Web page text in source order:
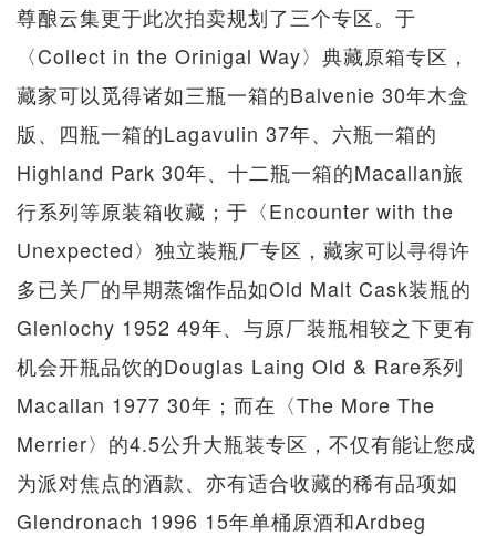
尊酿云集更于此次拍卖规划了三个专区。于
〈Collect in the Orinigal Way〉典藏原箱专区，
藏家可以觅得诸如三瓶一箱的Balvenie 30年木盒
版、四瓶一箱的Lagavulin 37年、六瓶一箱的
Highland Park 30年、十二瓶一箱的Macallan旅
行系列等原装箱收藏；于〈Encounter with the
Unexpected〉独立装瓶厂专区，藏家可以寻得许
多已关厂的早期蒸馏作品如Old Malt Cask装瓶的
Glenlochy 1952 49年、与原厂装瓶相较之下更有
机会开瓶品饮的Douglas Laing Old & Rare系列
Macallan 1977 30年；而在〈The More The
Merrier〉的4.5公升大瓶装专区，不仅有能让您成
为派对焦点的酒款、亦有适合收藏的稀有品项如
Glendronach 1996 15年单桶原酒和Ardbeg